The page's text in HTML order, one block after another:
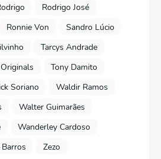
Rodrigo José
Ronnie Von
Sandro Lúcio
Tarcys Andrade
Tony Damito
Soriano
Waldir Ramos
Walter Guimarães
Wanderley Cardoso
Zezo